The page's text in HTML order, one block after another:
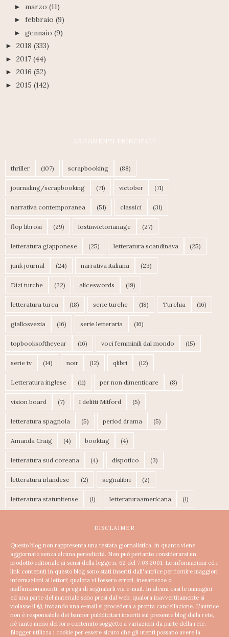
► marzo (11)
► febbraio (9)
► gennaio (9)
► 2018 (333)
► 2017 (44)
► 2016 (52)
► 2015 (142)
ARGOMENTI PRINCIPALI
thriller (107) scrapbooking (88)
journaling/scrapbooking (71) victober (71)
narrativa contemporanea (51) classici (31)
flop librosi (29) lostinvictorianage (27)
letteratura giapponese (25) letteratura scandinava (25)
junk journal (24) narrativa italiana (23)
Dizi turche (22) aliceswords (19)
letteratura turca (18) serie turche (18) Turchia (16)
giallosvezia (16) serie letteraria (16)
topbooksoftheyear (16) voci femminili dal mondo (15)
serie tv (14) noir (12) qlibri (12)
Letteratura inglese (11) per non dimenticare (8)
vision board (7) I delitti Mitford (5)
letteratura spagnola (5) period drama (5)
Amanda Craig (4) booktag (4)
letteratura sud coreana (4) dispotico (3)
letteratura irlandese (2) segnalibri (2)
letteratura statunitense (1) letteraturaamericana (1)
DISCLAIMER
Questo blog non rappresenta una testata giornalistica, in quanto viene
aggiornato senza alcuna periodicità. Non può pertanto considerarsi un
prodotto editoriale ai sensi della legge n. 62 del 7.03.2001. Le informazioni ed i
link contenuti in questo blog sono stati inseriti dall'autrice per fornire maggiori
informazioni ai lettori; qualora vi fossero errori, inesattezze o
malfunzionamenti, si prega di segnalarli via e-mail. In alcuni casi le immagini
ed una parte del materiale sono presi dal web; qualora inavvertitamente si
violasse il ©, inviando una e-mail si procederà a pronta cancellazione. L'autrice
non è responsabile dei banner pubblicitari inseriti sul presente blog dalla rete,
né tanto meno del loro contenuto soggetto a variazioni da parte della rete.
Blogger utilizza i cookie per essere sicuro che gli utenti possano avere la